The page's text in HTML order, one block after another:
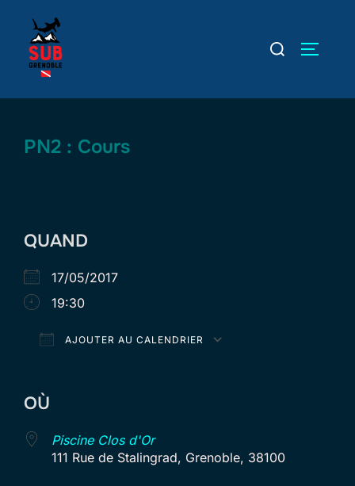
contenu
Rechercher :
PN2 : Cours
QUAND
17/05/2017
19:30
AJOUTER AU CALENDRIER
OÙ
Piscine Clos d'Or
111 Rue de Stalingrad, Grenoble, 38100